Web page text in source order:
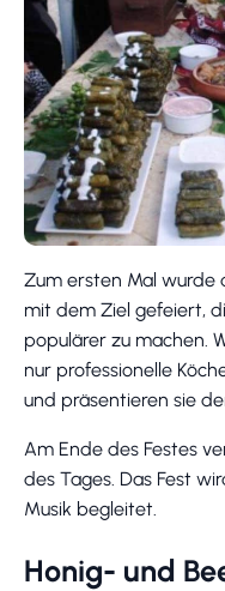
Zum ersten Mal wurde
mit dem Ziel gefeiert,
populärer zu machen.
nur professionelle
und präsentieren sie
Am Ende des Festes
des Tages. Das Fest
Musik begleitet.
Honig- und